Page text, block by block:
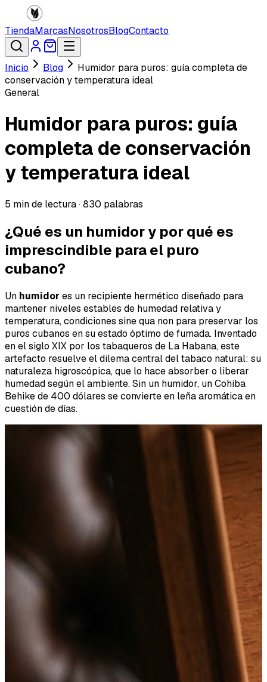
TiendaMarcasNosotrosBlogContacto
Inicio Blog
Humidor para puros: guía completa de
conservación y temperatura ideal
General
Humidor para puros: guía
completa de conservación
y temperatura ideal
5 min de lectura ·830 palabras
¿Qué es un humidor y por qué es
imprescindible para el puro
cubano?
Un humidor es un recipiente hermético diseñado para
mantener niveles estables de humedad relativa y
temperatura, condiciones sine qua non para preservar los
puros cubanos en su estado óptimo de fumada. Inventado
en el siglo XIX por los tabaqueros de La Habana, este
artefacto resuelve el dilema central del tabaco natural: su
naturaleza higroscópica, que lo hace absorber o liberar
humedad según el ambiente. Sin un humidor, un Cohiba
Behike de 400 dólares se convierte en leña aromática en
cuestión de días.